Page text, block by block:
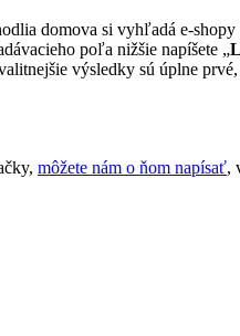
domova si vyhľadá e-
poľa nižšie napíšete „
výsledky sú úplne
môžete nám o ňom napísať,